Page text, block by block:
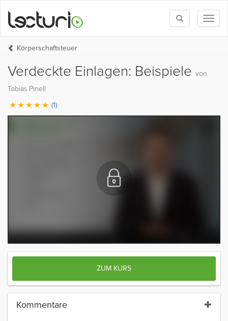
Toggle
search
Körperschaftsteuer
Verdeckte Einlagen: Beispiele von
Tobias Pinell
(1)
ZUM KURS
Kommentare